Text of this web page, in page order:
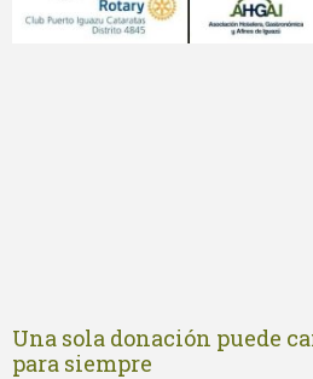
Una sola donación puede
para siempre